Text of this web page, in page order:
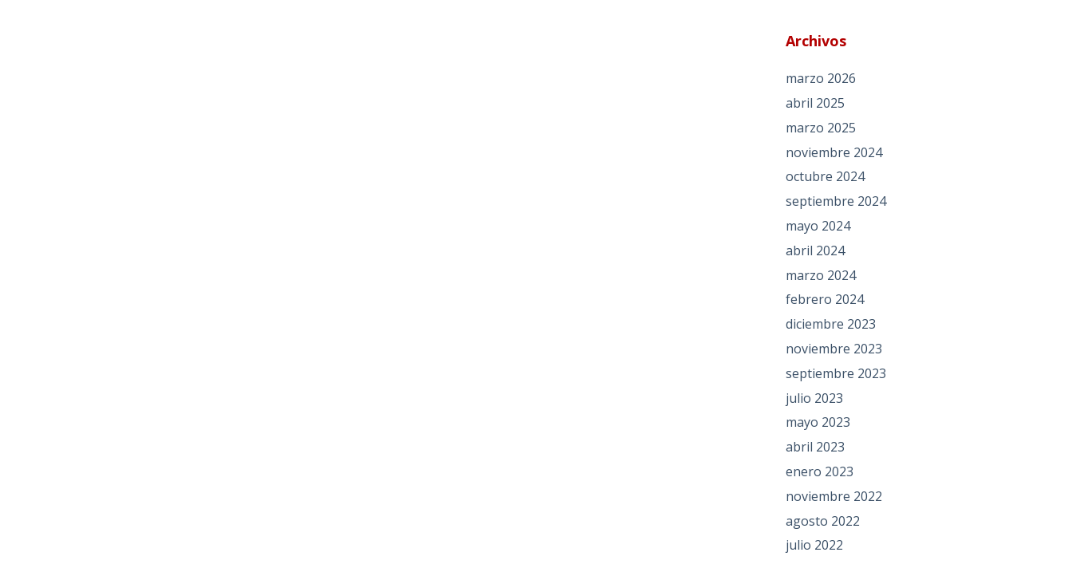
Archivos
marzo 2026
abril 2025
marzo 2025
noviembre 2024
octubre 2024
septiembre 2024
mayo 2024
abril 2024
marzo 2024
febrero 2024
diciembre 2023
noviembre 2023
septiembre 2023
julio 2023
mayo 2023
abril 2023
enero 2023
noviembre 2022
agosto 2022
julio 2022